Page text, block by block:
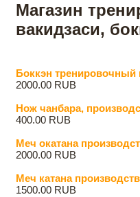
Магазин
вакидзаси,
Боккэн тренировочный
2000.00 RUB
Нож чанбара,
400.00 RUB
Меч oкатана
2000.00 RUB
Меч катана
1500.00 RUB